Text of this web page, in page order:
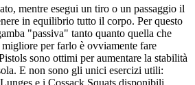
mentre esegui un tiro o un passaggio il
in equilibrio tutto il corpo. Per questo
"passiva" tanto quanto quella che
per farlo è ovviamente fare
sono ottimi per aumentare la stabilità
E non sono gli unici esercizi utili:
e i Cossack Squats disponibili